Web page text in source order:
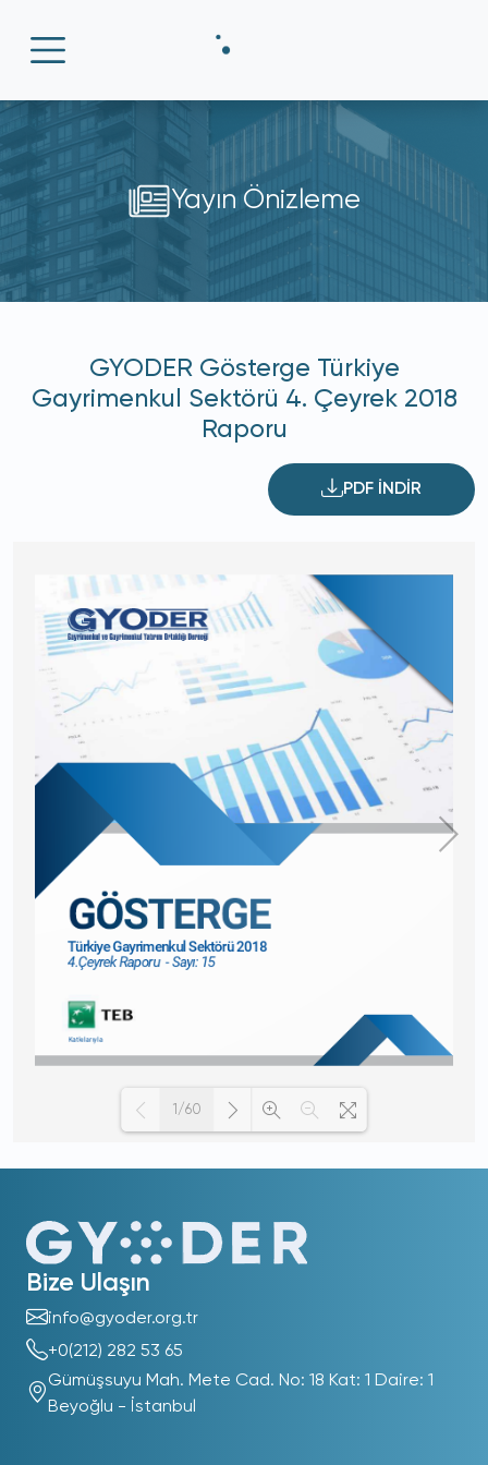
Yayın Önizleme
GYODER Gösterge Türkiye
Gayrimenkul Sektörü 4. Çeyrek 2018
Raporu
PDF İNDİR
1/60
Bize Ulaşın
info@gyoder.org.tr
+0(212) 282 53 65
Gümüşsuyu Mah. Mete Cad. No: 18 Kat: 1 Daire: 1
Beyoğlu - İstanbul